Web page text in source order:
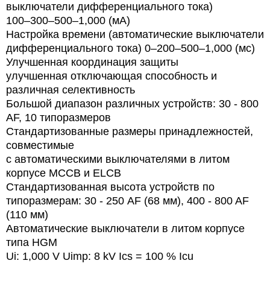
выключатели дифференциального тока)
100–300–500–1,000 (мA)
Настройка времени (автоматические выключатели
дифференциального тока) 0–200–500–1,000 (мс)
Улучшенная координация защиты
улучшенная отключающая способность и
различная селективность
Большой диапазон различных устройств: 30 - 800
AF, 10 типоразмеров
Стандартизованные размеры принадлежностей,
совместимые
с автоматическими выключателями в литом
корпусе МССВ и ELCB
Стандартизованная высота устройств по
типоразмерам: 30 - 250 AF (68 мм), 400 - 800 AF
(110 мм)
Автоматические выключатели в литом корпусе
типа HGM
Ui: 1,000 V Uimp: 8 kV Ics = 100 % Icu